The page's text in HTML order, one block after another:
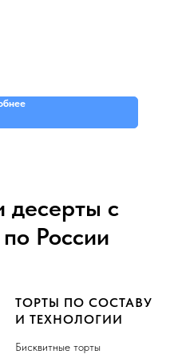
десерты с
России
ТОРТЫ ПО СОСТАВУ
И ТЕХНОЛОГИИ
Бисквитные торты